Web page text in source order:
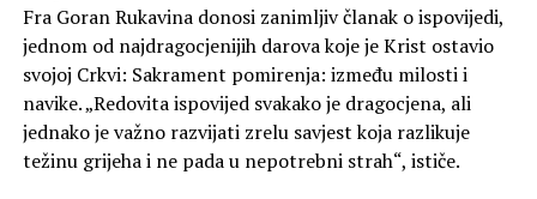
Fra Goran Rukavina donosi zanimljiv članak o ispovijedi,
jednom od najdragocjenijih darova koje je Krist ostavio
svojoj Crkvi: Sakrament pomirenja: između milosti i
navike. „Redovita ispovijed svakako je dragocjena, ali
jednako je važno razvijati zrelu savjest koja razlikuje
težinu grijeha i ne pada u nepotrebni strah“, ističe.